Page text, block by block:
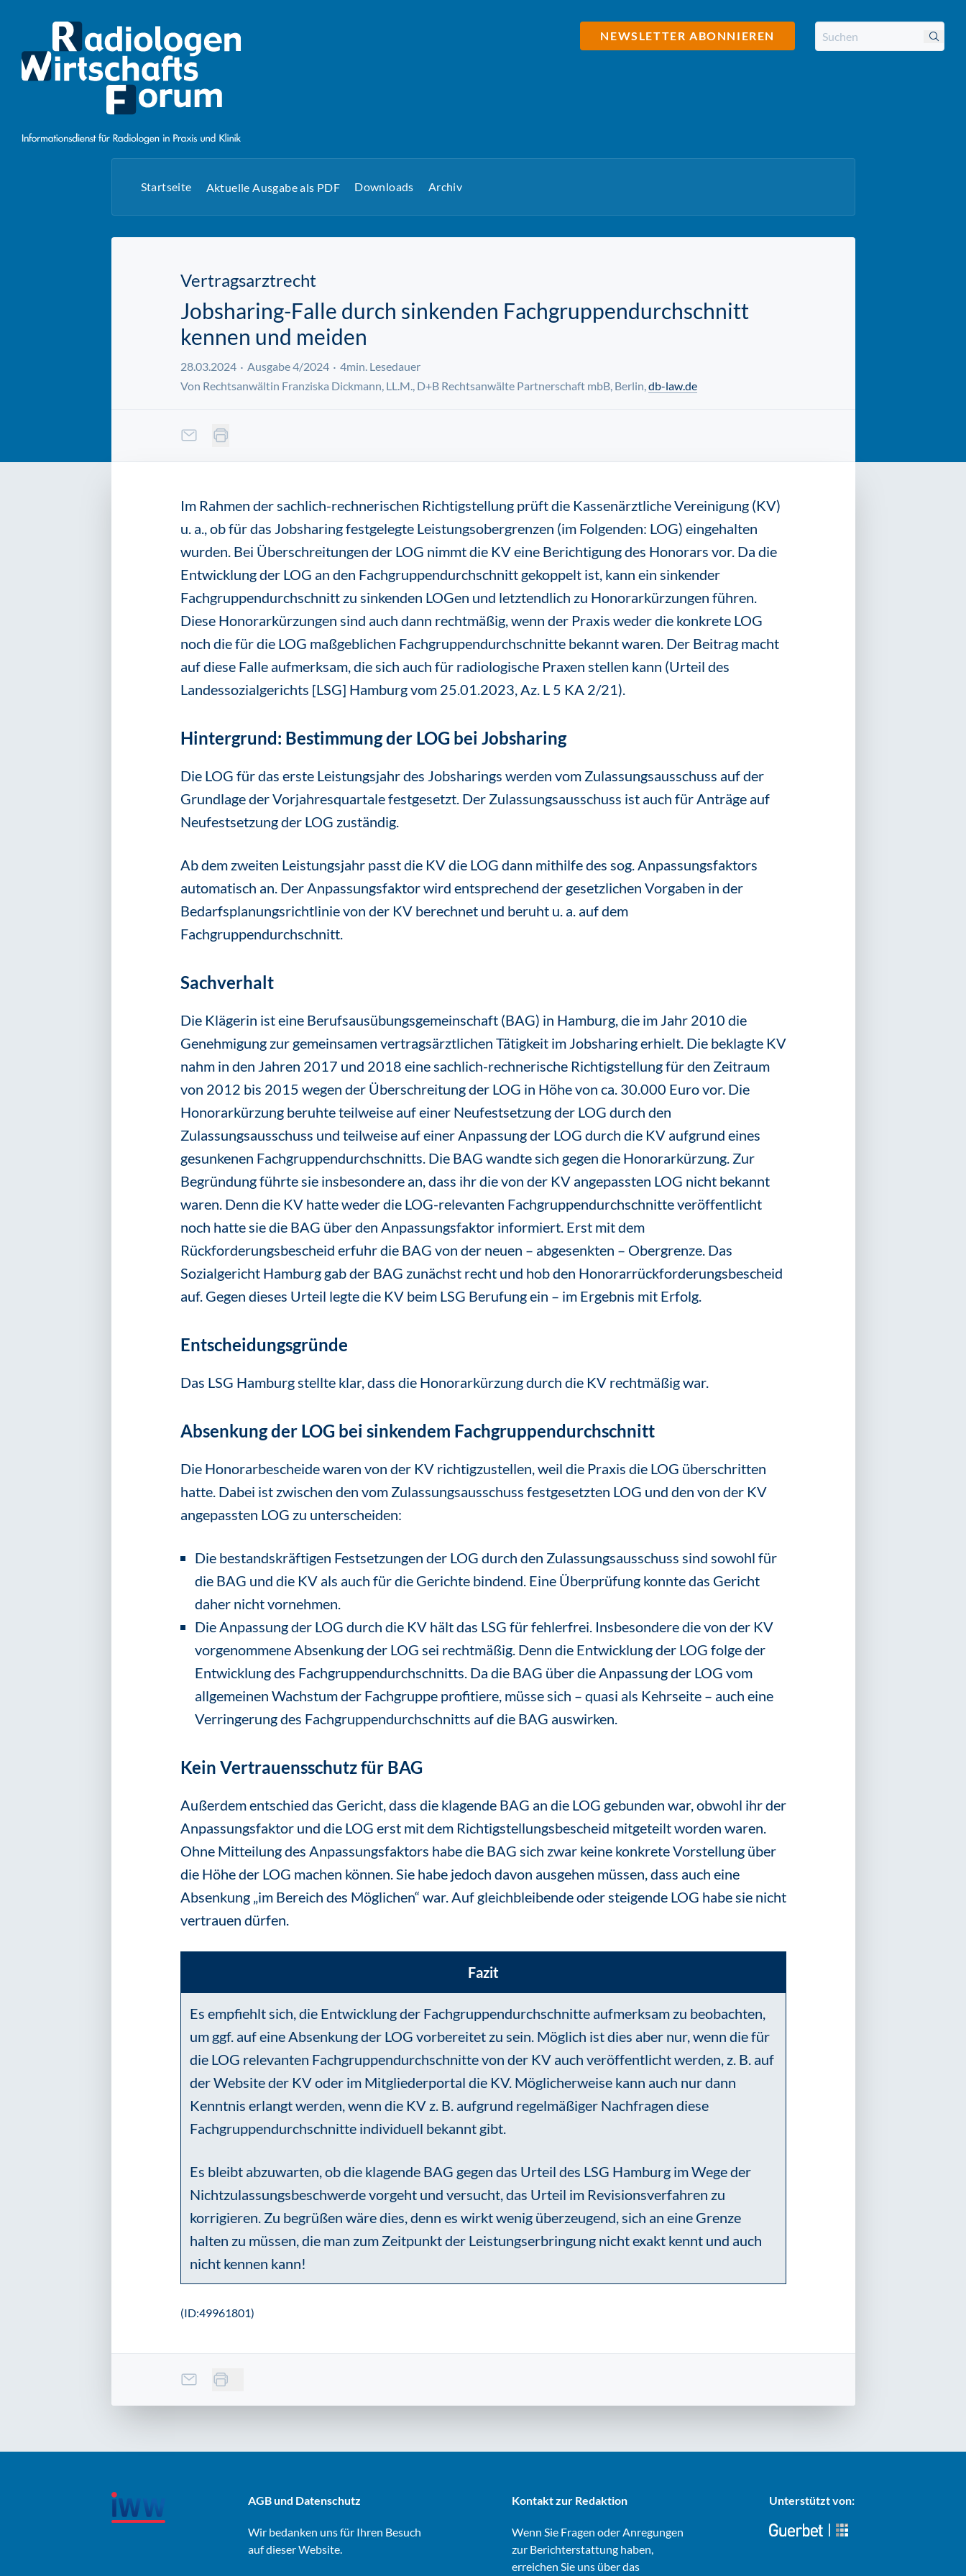
NEWSLETTER ABONNIEREN
Startseite Aktuelle Ausgabe als PDF Downloads Archiv
Vertragsarztrecht
Jobsharing-Falle durch sinkenden Fachgruppendurchschnitt
kennen und meiden
28.03.2024 Ausgabe 4/2024
4min. Lesedauer
Von Rechtsanwältin Franziska Dickmann, LL.M., D+B Rechtsanwälte Partnerschaft mbB, Berlin,db-law.de
Im Rahmen der sachlich-rechnerischen Richtigstellung prüft die Kassenärztliche Vereinigung (KV)
u. a., ob für das Jobsharing festgelegte Leistungsobergrenzen (im Folgenden: LOG) eingehalten
wurden. Bei Überschreitungen der LOG nimmt die KV eine Berichtigung des Honorars vor. Da die
Entwicklung der LOG an den Fachgruppendurchschnitt gekoppelt ist, kann ein sinkender
Fachgruppendurchschnitt zu sinkenden LOGen und letztendlich zu Honorarkürzungen führen.
Diese Honorarkürzungen sind auch dann rechtmäßig, wenn der Praxis weder die konkrete LOG
noch die für die LOG maßgeblichen Fachgruppendurchschnitte bekannt waren. Der Beitrag macht
auf diese Falle aufmerksam, die sich auch für radiologische Praxen stellen kann (Urteil des
Landessozialgerichts [LSG] Hamburg vom 25.01.2023, Az. L 5 KA 2/21).
Hintergrund: Bestimmung der LOG bei Jobsharing
Die LOG für das erste Leistungsjahr des Jobsharings werden vom Zulassungsausschuss auf der
Grundlage der Vorjahresquartale festgesetzt. Der Zulassungsausschuss ist auch für Anträge auf
Neufestsetzung der LOG zuständig.
Ab dem zweiten Leistungsjahr passt die KV die LOG dann mithilfe des sog. Anpassungsfaktors
automatisch an. Der Anpassungsfaktor wird entsprechend der gesetzlichen Vorgaben in der
Bedarfsplanungsrichtlinie von der KV berechnet und beruht u. a. auf dem
Fachgruppendurchschnitt.
Sachverhalt
Die Klägerin ist eine Berufsausübungsgemeinschaft (BAG) in Hamburg, die im Jahr 2010 die
Genehmigung zur gemeinsamen vertragsärztlichen Tätigkeit im Jobsharing erhielt. Die beklagte KV
nahm in den Jahren 2017 und 2018 eine sachlich-rechnerische Richtigstellung für den Zeitraum
von 2012 bis 2015 wegen der Überschreitung der LOG in Höhe von ca. 30.000 Euro vor. Die
Honorarkürzung beruhte teilweise auf einer Neufestsetzung der LOG durch den
Zulassungsausschuss und teilweise auf einer Anpassung der LOG durch die KV aufgrund eines
gesunkenen Fachgruppendurchschnitts. Die BAG wandte sich gegen die Honorarkürzung. Zur
Begründung führte sie insbesondere an, dass ihr die von der KV angepassten LOG nicht bekannt
waren. Denn die KV hatte weder die LOG-relevanten Fachgruppendurchschnitte veröffentlicht
noch hatte sie die BAG über den Anpassungsfaktor informiert. Erst mit dem
Rückforderungsbescheid erfuhr die BAG von der neuen – abgesenkten – Obergrenze. Das
Sozialgericht Hamburg gab der BAG zunächst recht und hob den Honorarrückforderungsbescheid
auf. Gegen dieses Urteil legte die KV beim LSG Berufung ein – im Ergebnis mit Erfolg.
Entscheidungsgründe
Das LSG Hamburg stellte klar, dass die Honorarkürzung durch die KV rechtmäßig war.
Absenkung der LOG bei sinkendem Fachgruppendurchschnitt
Die Honorarbescheide waren von der KV richtigzustellen, weil die Praxis die LOG überschritten
hatte. Dabei ist zwischen den vom Zulassungsausschuss festgesetzten LOG und den von der KV
angepassten LOG zu unterscheiden:
Die bestandskräftigen Festsetzungen der LOG durch den Zulassungsausschuss sind sowohl für
die BAG und die KV als auch für die Gerichte bindend. Eine Überprüfung konnte das Gericht
daher nicht vornehmen.
Die Anpassung der LOG durch die KV hält das LSG für fehlerfrei. Insbesondere die von der KV
vorgenommene Absenkung der LOG sei rechtmäßig. Denn die Entwicklung der LOG folge der
Entwicklung des Fachgruppendurchschnitts. Da die BAG über die Anpassung der LOG vom
allgemeinen Wachstum der Fachgruppe profitiere, müsse sich – quasi als Kehrseite – auch eine
Verringerung des Fachgruppendurchschnitts auf die BAG auswirken.
Kein Vertrauensschutz für BAG
Außerdem entschied das Gericht, dass die klagende BAG an die LOG gebunden war, obwohl ihr der
Anpassungsfaktor und die LOG erst mit dem Richtigstellungsbescheid mitgeteilt worden waren.
Ohne Mitteilung des Anpassungsfaktors habe die BAG sich zwar keine konkrete Vorstellung über
die Höhe der LOG machen können. Sie habe jedoch davon ausgehen müssen, dass auch eine
Absenkung „im Bereich des Möglichen“ war. Auf gleichbleibende oder steigende LOG habe sie nicht
vertrauen dürfen.
Fazit
Es empfiehlt sich, die Entwicklung der Fachgruppendurchschnitte aufmerksam zu beobachten,
um ggf. auf eine Absenkung der LOG vorbereitet zu sein. Möglich ist dies aber nur, wenn die für
die LOG relevanten Fachgruppendurchschnitte von der KV auch veröffentlicht werden, z. B. auf
der Website der KV oder im Mitgliederportal die KV. Möglicherweise kann auch nur dann
Kenntnis erlangt werden, wenn die KV z. B. aufgrund regelmäßiger Nachfragen diese
Fachgruppendurchschnitte individuell bekannt gibt.
Es bleibt abzuwarten, ob die klagende BAG gegen das Urteil des LSG Hamburg im Wege der
Nichtzulassungsbeschwerde vorgeht und versucht, das Urteil im Revisionsverfahren zu
korrigieren. Zu begrüßen wäre dies, denn es wirkt wenig überzeugend, sich an eine Grenze
halten zu müssen, die man zum Zeitpunkt der Leistungserbringung nicht exakt kennt und auch
nicht kennen kann!
(ID:49961801)
AGB und Datenschutz
Wir bedanken uns für Ihren Besuch
auf dieser Website.
Kontakt zur Redaktion
Wenn Sie Fragen oder Anregungen
zur Berichterstattung haben,
erreichen Sie uns über das
Unterstützt von: